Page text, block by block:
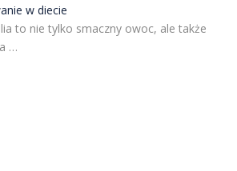
w diecie
to nie tylko smaczny owoc, ale także
…